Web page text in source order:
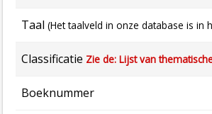
Taal (Het taalveld in onze database is in
Classificatie Zie de: Lijst van
Boeknummer